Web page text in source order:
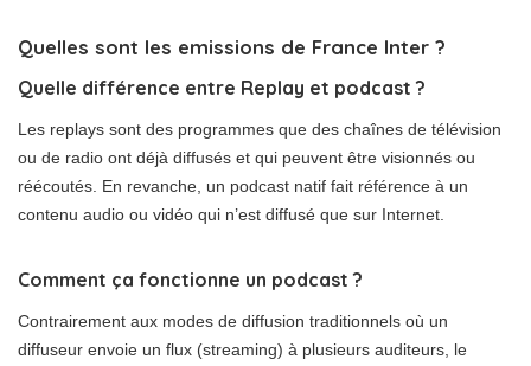
Quelles sont les emissions de France Inter ?
Quelle différence entre Replay et podcast ?
Les replays sont des programmes que des chaînes de télévision
ou de radio ont déjà diffusés et qui peuvent être visionnés ou
réécoutés. En revanche, un podcast natif fait référence à un
contenu audio ou vidéo qui n’est diffusé que sur Internet.
Comment ça fonctionne un podcast ?
Contrairement aux modes de diffusion traditionnels où un
diffuseur envoie un flux (streaming) à plusieurs auditeurs, le